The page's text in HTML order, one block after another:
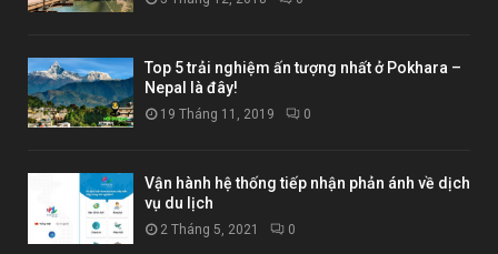
Top 5 trải nghiệm ấn tượng nhất ở Pokhara –
Nepal là đây!
19 Tháng 11, 2019 0
Vận hành hệ thống tiếp nhận phản ánh về dịch
vụ du lịch
2 Tháng 5, 2021 0